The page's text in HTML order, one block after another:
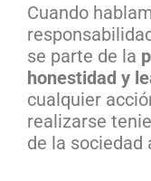
Cuando
se parte de la
honestidad y
cualquier
realizarse
de la sociedad